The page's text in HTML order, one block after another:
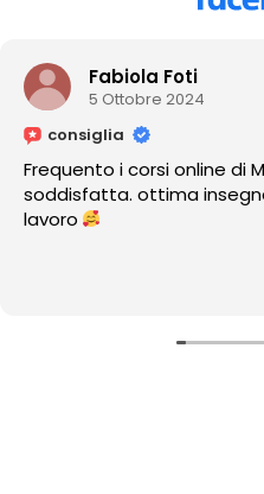
Foti
2024
i corsi online di Micol e sono
ottima insegnante e